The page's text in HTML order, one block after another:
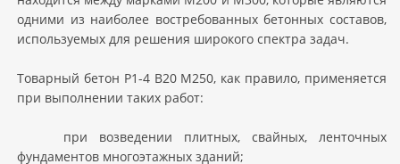
одними из наиболее востребованных бетонных составов,
используемых для решения широкого спектра задач.
Товарный бетон Р1-4 В20 M250, как правило, применяется
при выполнении таких работ:
при возведении плитных, свайных, ленточных
фундаментов многоэтажных зданий;